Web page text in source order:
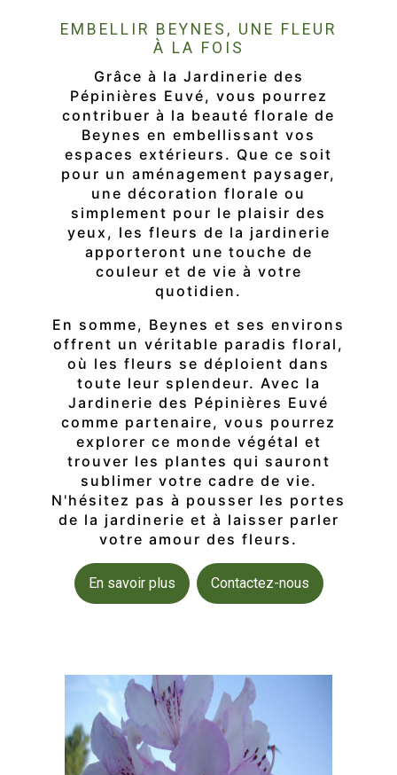
EMBELLIR BEYNES, UNE FLEUR
À LA FOIS
Grâce à la Jardinerie des
Pépinières Euvé, vous pourrez
contribuer à la beauté florale de
Beynes en embellissant vos
espaces extérieurs. Que ce soit
pour un aménagement paysager,
une décoration florale ou
simplement pour le plaisir des
yeux, les fleurs de la jardinerie
apporteront une touche de
couleur et de vie à votre
quotidien.
En somme, Beynes et ses environs
offrent un véritable paradis floral,
où les fleurs se déploient dans
toute leur splendeur. Avec la
Jardinerie des Pépinières Euvé
comme partenaire, vous pourrez
explorer ce monde végétal et
trouver les plantes qui sauront
sublimer votre cadre de vie.
N'hésitez pas à pousser les portes
de la jardinerie et à laisser parler
votre amour des fleurs.
En savoir plus Contactez-nous